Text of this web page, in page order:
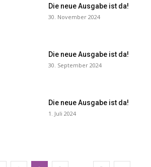
Die neue Ausgabe ist da!
30. November 2024
Die neue Ausgabe ist da!
30. September 2024
Die neue Ausgabe ist da!
1. Juli 2024